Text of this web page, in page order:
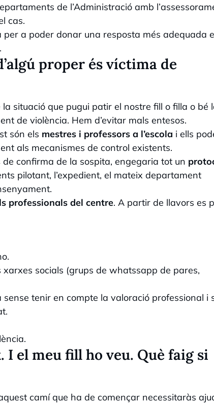
de l’Administració amb
cas.
per a poder donar una resposta més adequada
proper és víctima de
situació que pugui patir el nostre fill o filla o bé
de violència. Hem d’evitar mals entesos.
són els mestres i professors a l’escola i ells
als mecanismes de control existents.
de confirma de la sospita, engegaria tot un
pilotant, l’expedient, el mateix departament
professionals del centre. A partir de llavors es
xarxes socials (grups de whatssapp de pares,
tenir en compte la valoració professional i
I el meu fill ho veu. Què faig si
camí que ha de començar necessitaràs